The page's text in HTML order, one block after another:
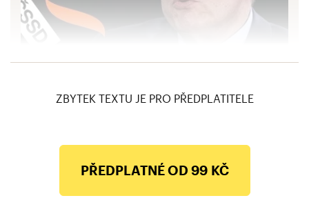
ČSSD nemá peníze a ve volbách propadne,
ZBYTEK TEXTU JE PRO PŘEDPLATITELE
PŘEDPLATNÉ OD 99 KČ